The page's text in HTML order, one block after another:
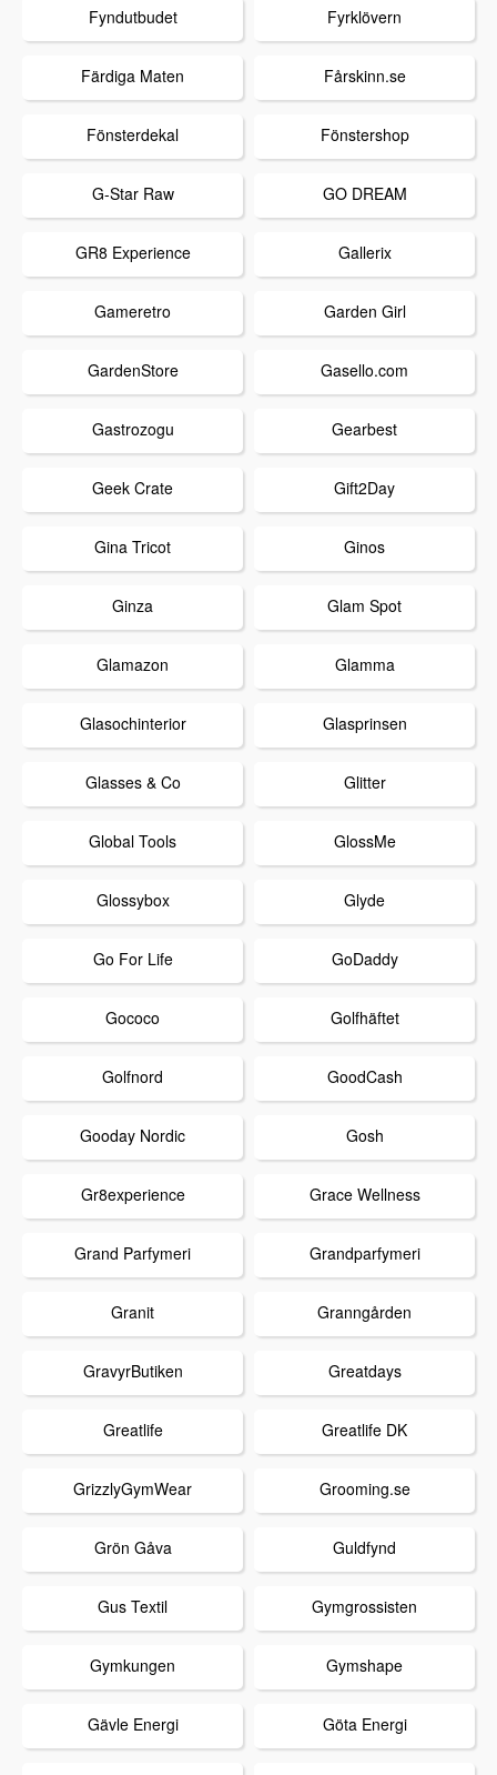
Fyndutbudet Fyrklövern
Färdiga Maten Fårskinn.se
Fönsterdekal Fönstershop
G-Star Raw GO DREAM
GR8 Experience Gallerix
Gameretro Garden Girl
GardenStore Gasello.com
Gastrozogu Gearbest
Geek Crate Gift2Day
Gina Tricot Ginos
Ginza Glam Spot
Glamazon Glamma
Glasochinterior Glasprinsen
Glasses & Co Glitter
Global Tools GlossMe
Glossybox Glyde
Go For Life GoDaddy
Gococo Golfhäftet
Golfnord GoodCash
Gooday Nordic Gosh
Gr8experience Grace Wellness
Grand Parfymeri Grandparfymeri
Granit Granngården
GravyrButiken Greatdays
Greatlife Greatlife DK
GrizzlyGymWear Grooming.se
Grön Gåva Guldfynd
Gus Textil Gymgrossisten
Gymkungen Gymshape
Gävle Energi Göta Energi